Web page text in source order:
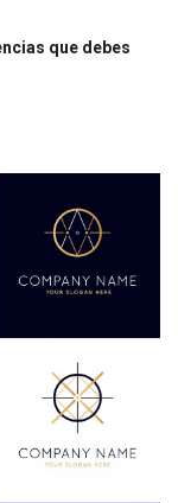
que debes